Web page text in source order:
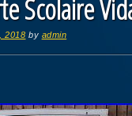
Scolaire
2018 by admin